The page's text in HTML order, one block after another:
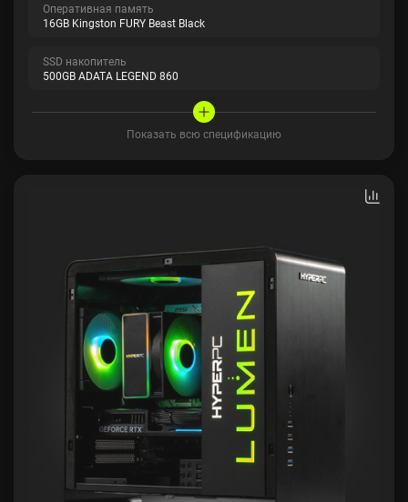
Оперативная память
16GB Kingston FURY Beast Black
SSD накопитель
500GB ADATA LEGEND 860
Показать всю спецификацию